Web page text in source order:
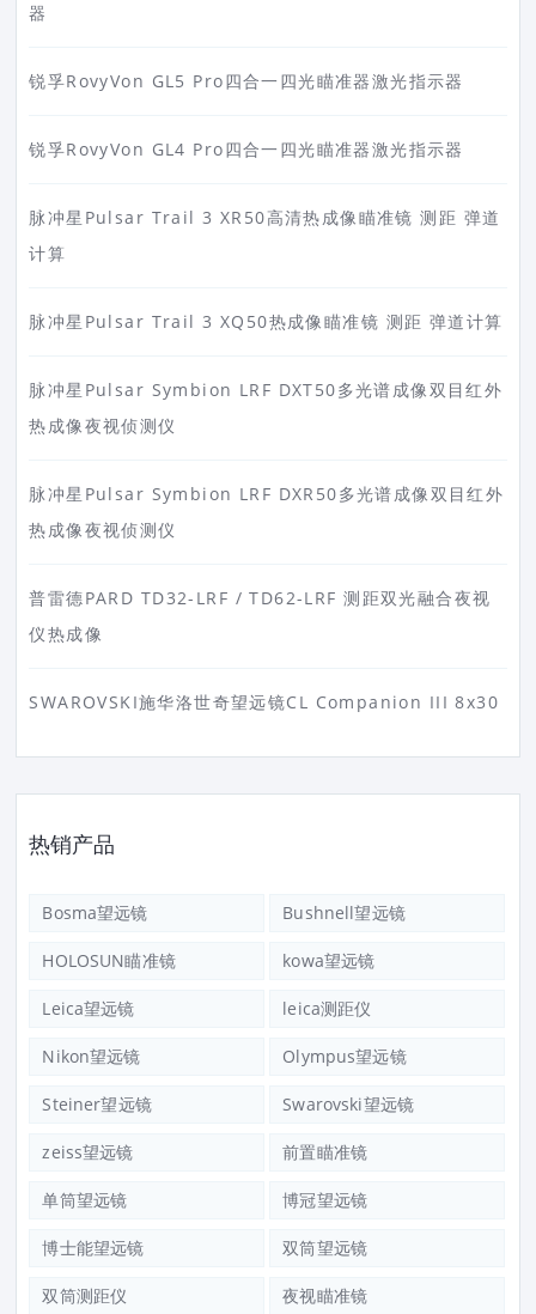
器
锐孚RovyVon GL5 Pro四合一四光瞄准器激光指示器
锐孚RovyVon GL4 Pro四合一四光瞄准器激光指示器
脉冲星Pulsar Trail 3 XR50高清热成像瞄准镜 测距 弹道
计算
脉冲星Pulsar Trail 3 XQ50热成像瞄准镜 测距 弹道计算
脉冲星Pulsar Symbion LRF DXT50多光谱成像双目红外
热成像夜视侦测仪
脉冲星Pulsar Symbion LRF DXR50多光谱成像双目红外
热成像夜视侦测仪
普雷德PARD TD32-LRF / TD62-LRF 测距双光融合夜视
仪热成像
SWAROVSKI施华洛世奇望远镜CL Companion III 8x30
热销产品
Bosma望远镜 Bushnell望远镜
HOLOSUN瞄准镜 kowa望远镜
Leica望远镜 leica测距仪
Nikon望远镜 Olympus望远镜
Steiner望远镜 Swarovski望远镜
zeiss望远镜 前置瞄准镜
单筒望远镜 博冠望远镜
博士能望远镜 双筒望远镜
双筒测距仪 夜视瞄准镜